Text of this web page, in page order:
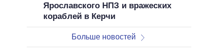
Ярославского НПЗ и вражеских
кораблей в Керчи
Больше новостей